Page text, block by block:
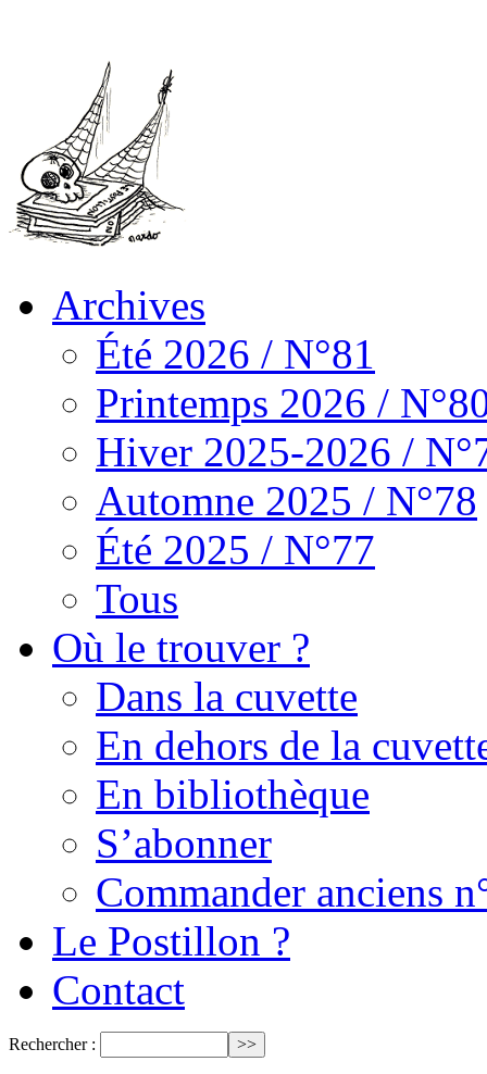
Archives
Été 2026 / N°81
Printemps 2026 /
Hiver 2025-2026 /
Automne 2025 / N°78
Été 2025 / N°77
Tous
Où le trouver ?
Dans la cuvette
En dehors de la
En bibliothèque
S’abonner
Commander anciens
Le Postillon ?
Contact
Rechercher :